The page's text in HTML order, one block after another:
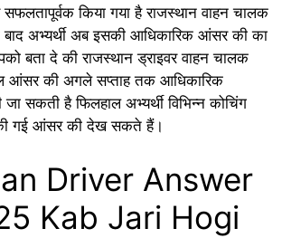
सफलतापूर्वक किया गया है राजस्थान वाहन चालक
के बाद अभ्यर्थी अब इसकी आधिकारिक आंसर की का
बता दे की राजस्थान ड्राइवर वाहन चालक
आंसर की अगले सप्ताह तक आधिकारिक
जा सकती है फिलहाल अभ्यर्थी विभिन्न कोचिंग
की गई आंसर की देख सकते हैं।
Driver Answer
Kab Jari Hogi